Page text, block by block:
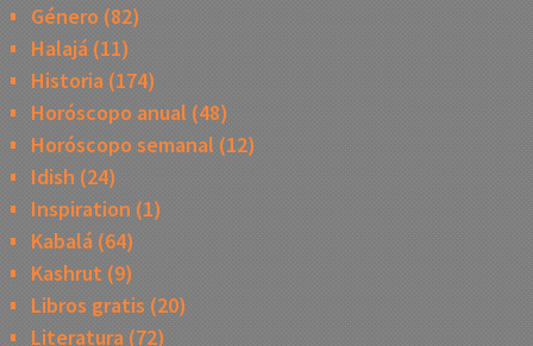
Género (82)
Halajá(11)
Historia(174)
Horóscopo anual (48)
Horóscopo semanal (12)
Idish (24)
Inspiration (1)
Kabalá(64)
Kashrut (9)
Libros gratis (20)
Literatura(72)